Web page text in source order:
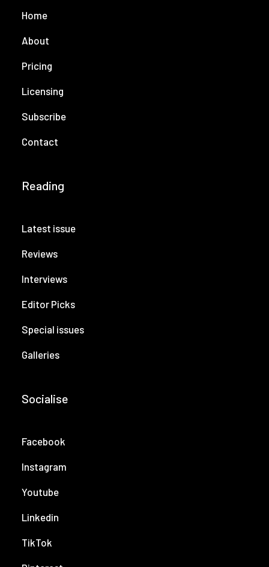
Home
About
Pricing
Licensing
Subscribe
Contact
Reading
Latest issue
Reviews
Interviews
Editor Picks
Special issues
Galleries
Socialise
Facebook
Instagram
Youtube
Linkedin
TikTok